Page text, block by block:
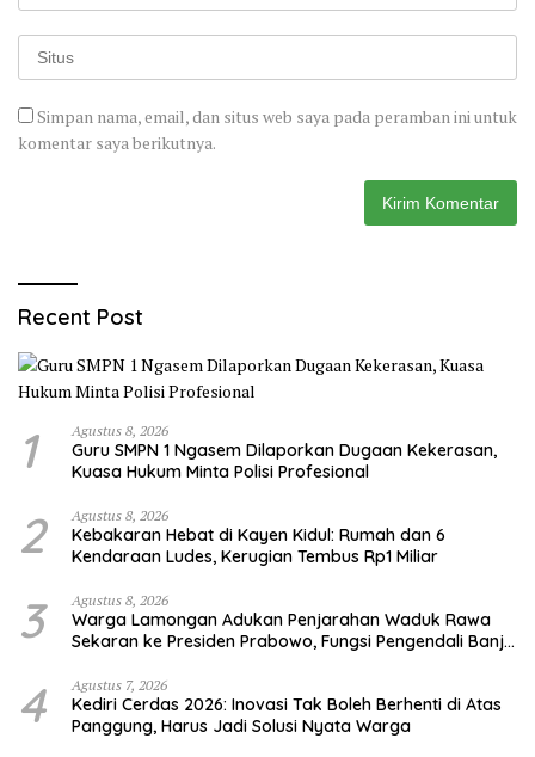
Simpan nama, email, dan situs web saya pada peramban ini untuk
komentar saya berikutnya.
Recent Post
1 Agustus 8, 2026
Guru SMPN 1 Ngasem Dilaporkan Dugaan Kekerasan,
Kuasa Hukum Minta Polisi Profesional
2 Agustus 8, 2026
Kebakaran Hebat di Kayen Kidul: Rumah dan 6
Kendaraan Ludes, Kerugian Tembus Rp1 Miliar
3 Agustus 8, 2026
Warga Lamongan Adukan Penjarahan Waduk Rawa
Sekaran ke Presiden Prabowo, Fungsi Pengendali Banjir
4 Agustus 7, 2026
Kediri Cerdas 2026: Inovasi Tak Boleh Berhenti di Atas
Panggung, Harus Jadi Solusi Nyata Warga